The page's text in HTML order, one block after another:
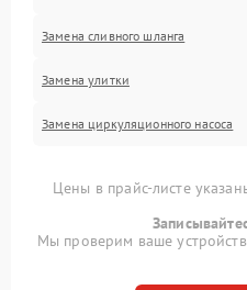
Замена сливного шланга
Замена улитки
Замена циркуляционного насоса
Цены в прайс-листе
Мы проверим ваше